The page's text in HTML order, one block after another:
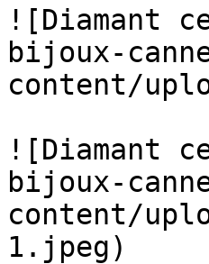
![Diamant
bijoux-
content/
![Diamant
bijoux-
content/
1.jpeg)